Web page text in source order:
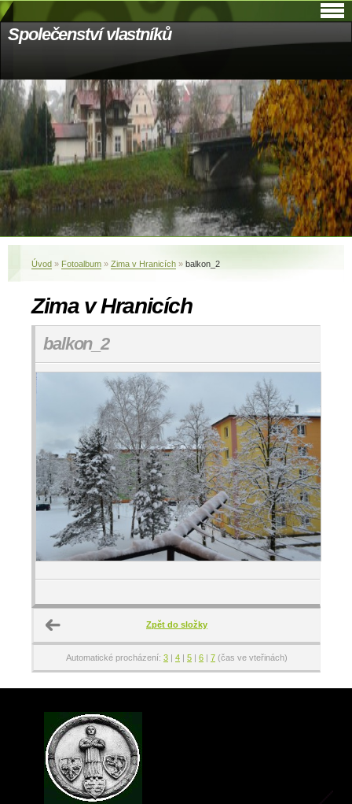
Společenství vlastníků
Úvod » Fotoalbum » Zima v Hranicích » balkon_2
Zima v Hranicích
balkon_2
Zpět do složky
Automatické procházení: 3 4 5 6 7 (čas ve vteřinách)